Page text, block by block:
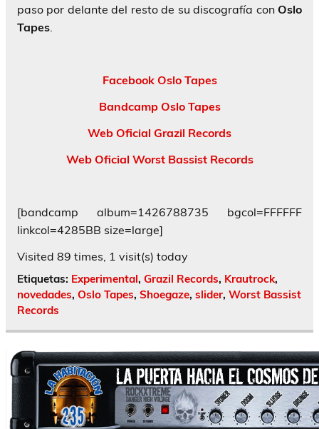
paso por delante del resto de su discografía con Oslo
Tapes.
Facebook Oslo Tapes
Bandcamp Oslo Tapes
Web Oficial Grazil Records
Web Oficial Worst Bassist Records
[bandcamp album=1426788735 bgcol=FFFFFF
linkcol=4285BB size=large]
Visited 89 times, 1 visit(s) today
Etiquetas: Experimental, Grazil Records, Krautrock,
novedades, Oslo Tapes, Shoegaze, slider, Worst Bassist
Records